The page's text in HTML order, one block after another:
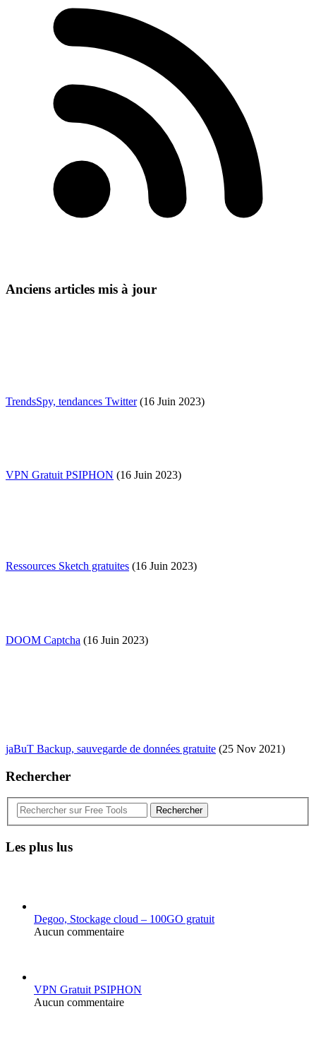
Anciens articles mis à jour
TrendsSpy, tendances Twitter(16 Juin 2023)
VPN Gratuit PSIPHON (16 Juin 2023)
Ressources Sketch gratuites (16 Juin 2023)
DOOM Captcha (16 Juin 2023)
jaBuT Backup, sauvegarde de données gratuite (25 Nov 2021)
Rechercher
Rechercher
Les plus lus
Degoo, Stockage cloud – 100GO gratuit
Aucun commentaire
VPN Gratuit PSIPHON
Aucun commentaire